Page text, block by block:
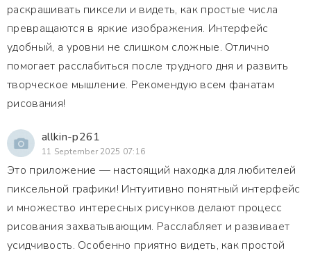
раскрашивать пиксели и видеть, как простые числа
превращаются в яркие изображения. Интерфейс
удобный, а уровни не слишком сложные. Отлично
помогает расслабиться после трудного дня и развить
творческое мышление. Рекомендую всем фанатам
рисования!
allkin-p261
11 September 2025 07:16
Это приложение — настоящий находка для любителей
пиксельной графики! Интуитивно понятный интерфейс
и множество интересных рисунков делают процесс
рисования захватывающим. Расслабляет и развивает
усидчивость. Особенно приятно видеть, как простой